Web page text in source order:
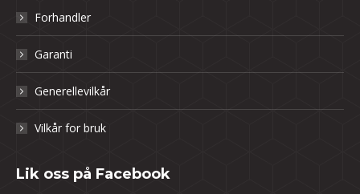
Forhandler
Garanti
Generellevilkår
Vilkår for bruk
Lik oss på Facebook